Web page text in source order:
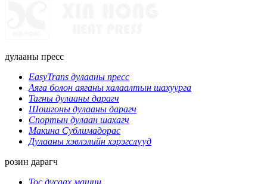
дулааны пресс
EasyTrans дулааны пресс
Аяга болон аяганы халаалтын шахуурга
Тагны дулааны дарагч
Шошгоны дулааны дарагч
Спортын дулаан шахагч
Макина Сублимадорас
Дулааны хэвлэлийн хэрэгслүүд
розин дарагч
Тос дусаах машин